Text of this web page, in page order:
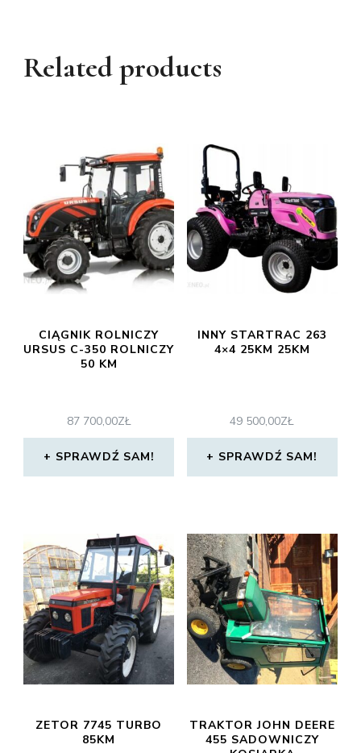
Related products
CIĄGNIK ROLNICZY
URSUS C-350 ROLNICZY
50 KM
87 700,00ZŁ
SPRAWDŹ SAM!
INNY STARTRAC 263
4×4 25KM 25KM
49 500,00ZŁ
SPRAWDŹ SAM!
ZETOR 7745 TURBO
85KM
TRAKTOR JOHN DEERE
455 SADOWNICZY